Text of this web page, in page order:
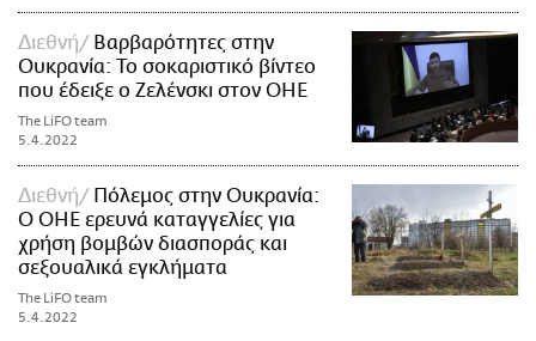
Διεθνή
Βαρβαρότητες στην
Ουκρανία: Το σοκαριστικό βίντεο
που έδειξε ο Ζελένσκι στον ΟΗΕ
The LiFO team
5.4.2022
Διεθνή
Πόλεμος στην Ουκρανία:
Ο ΟΗΕ ερευνά καταγγελίες για
χρήση βομβών διασποράς και
σεξουαλικά εγκλήματα
The LiFO team
5.4.2022